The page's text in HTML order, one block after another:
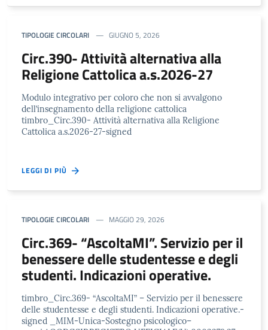
TIPOLOGIE CIRCOLARI GIUGNO 5, 2026
Circ.390- Attività alternativa alla
Religione Cattolica a.s.2026-27
Modulo integrativo per coloro che non si avvalgono
dell’insegnamento della religione cattolica
timbro_Circ.390- Attività alternativa alla Religione
Cattolica a.s.2026-27-signed
LEGGI DI PIÙ
TIPOLOGIE CIRCOLARI MAGGIO 29, 2026
Circ.369- “AscoltaMI”. Servizio per il
benessere delle studentesse e degli
studenti. Indicazioni operative.
timbro_Circ.369- “AscoltaMI” – Servizio per il benessere
delle studentesse e degli studenti. Indicazioni operative.-
signed _MIM-Unica-Sostegno psicologico–